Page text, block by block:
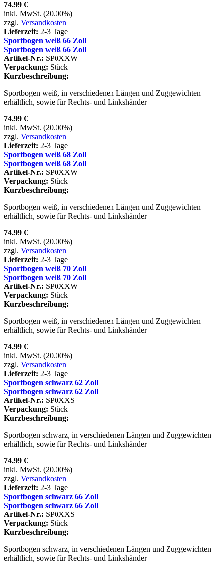
74.99 €
inkl. MwSt. (20.00%)
zzgl. Versandkosten
Lieferzeit: 2-3 Tage
Sportbogen weiß 66 Zoll
Sportbogen weiß 66 Zoll
Artikel-Nr.: SP0XXW
Verpackung: Stück
Kurzbeschreibung:
Sportbogen weiß, in verschiedenen Längen und Zuggewichten
erhältlich, sowie für Rechts- und Linkshänder
74.99 €
inkl. MwSt. (20.00%)
zzgl. Versandkosten
Lieferzeit: 2-3 Tage
Sportbogen weiß 68 Zoll
Sportbogen weiß 68 Zoll
Artikel-Nr.: SP0XXW
Verpackung: Stück
Kurzbeschreibung:
Sportbogen weiß, in verschiedenen Längen und Zuggewichten
erhältlich, sowie für Rechts- und Linkshänder
74.99 €
inkl. MwSt. (20.00%)
zzgl. Versandkosten
Lieferzeit: 2-3 Tage
Sportbogen weiß 70 Zoll
Sportbogen weiß 70 Zoll
Artikel-Nr.: SP0XXW
Verpackung: Stück
Kurzbeschreibung:
Sportbogen weiß, in verschiedenen Längen und Zuggewichten
erhältlich, sowie für Rechts- und Linkshänder
74.99 €
inkl. MwSt. (20.00%)
zzgl. Versandkosten
Lieferzeit: 2-3 Tage
Sportbogen schwarz 62 Zoll
Sportbogen schwarz 62 Zoll
Artikel-Nr.: SP0XXS
Verpackung: Stück
Kurzbeschreibung:
Sportbogen schwarz, in verschiedenen Längen und Zuggewichten
erhältlich, sowie für Rechts- und Linkshänder
74.99 €
inkl. MwSt. (20.00%)
zzgl. Versandkosten
Lieferzeit: 2-3 Tage
Sportbogen schwarz 66 Zoll
Sportbogen schwarz 66 Zoll
Artikel-Nr.: SP0XXS
Verpackung: Stück
Kurzbeschreibung:
Sportbogen schwarz, in verschiedenen Längen und Zuggewichten
erhältlich, sowie für Rechts- und Linkshänder